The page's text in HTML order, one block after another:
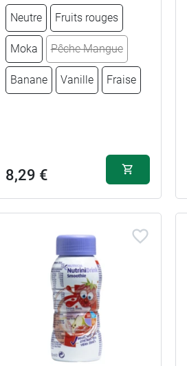
Neutre Fruits rouges
Moka Pêche Mangue
Banane Vanille Fraise
8,29 €